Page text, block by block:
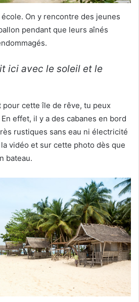
On y rencontre des jeunes
pendant que leurs aînés
ici avec le soleil et le
pour cette île de rêve, tu peux
En effet, il y a des cabanes en bord
rustiques sans eau ni électricité
vidéo et sur cette photo dès que
bateau.